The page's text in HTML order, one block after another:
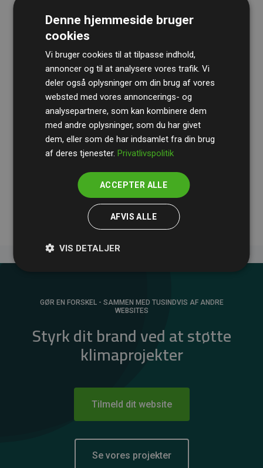
RevisionshusetBDOgennemgår løbende vores
beregninger og metode for at sikre gennemsigtighed
og pålidelighed.
Deres revision dokumenterer, at vores investeringer i
medlemmernes websites estimerede CO₂-
GØR EN FORSKEL - SAMMEN MED TUSINDVIS AF ANDRE
WEBSITES
Styrk dit brand ved at støtte
klimaprojekter
Tilmeld dit website
Se vores projekter
Denne hjemmeside bruger
cookies
Vi bruger cookies til at tilpasse indhold,
annoncer og til at analysere vores trafik. Vi
deler også oplysninger om din brug af vores
websted med vores annoncerings- og
analysepartnere, som kan kombinere dem
med andre oplysninger, som du har givet
dem, eller som de har indsamlet fra din brug
af deres tjenester.Privatlivspolitik
ACCEPTER ALLE
AFVIS ALLE
VIS DETALJER